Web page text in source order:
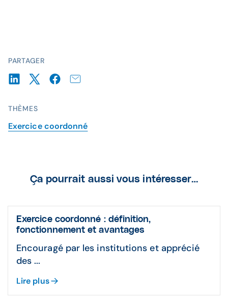
PARTAGER
THÈMES
Exercice coordonné
Ça pourrait aussi vous intéresser…
Exercice coordonné : définition,
fonctionnement et avantages
Encouragé par les institutions et apprécié
des ...
Lire plus